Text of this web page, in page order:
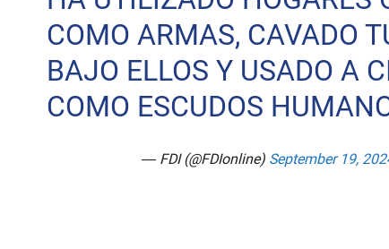
COMO ARMAS, CAVADO
BAJO ELLOS Y USADO A
COMO ESCUDOS
— FDI (@FDIonline) September 19,